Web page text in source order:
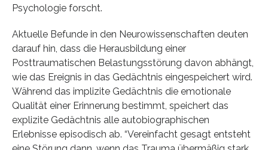
Psychologie forscht.
Aktuelle Befunde in den Neurowissenschaften deuten
darauf hin, dass die Herausbildung einer
Posttraumatischen Belastungsstörung davon abhängt,
wie das Ereignis in das Gedächtnis eingespeichert wird.
Während das implizite Gedächtnis die emotionale
Qualität einer Erinnerung bestimmt, speichert das
explizite Gedächtnis alle autobiographischen
Erlebnisse episodisch ab. “Vereinfacht gesagt entsteht